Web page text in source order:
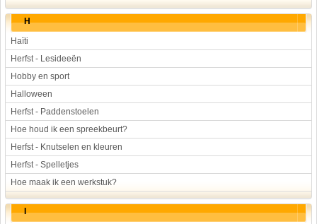
H
Haïti
Herfst - Lesideeën
Hobby en sport
Halloween
Herfst - Paddenstoelen
Hoe houd ik een spreekbeurt?
Herfst - Knutselen en kleuren
Herfst - Spelletjes
Hoe maak ik een werkstuk?
I